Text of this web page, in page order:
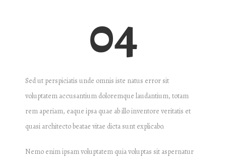
04
Sed ut perspiciatis unde omnis iste natus error sit
voluptatem accusantium doloremque laudantium, totam
rem aperiam, eaque ipsa quae ab illo inventore veritatis et
quasi architecto beatae vitae dicta sunt explicabo.
Nemo enim ipsam voluptatem quia voluptas sit aspernatur